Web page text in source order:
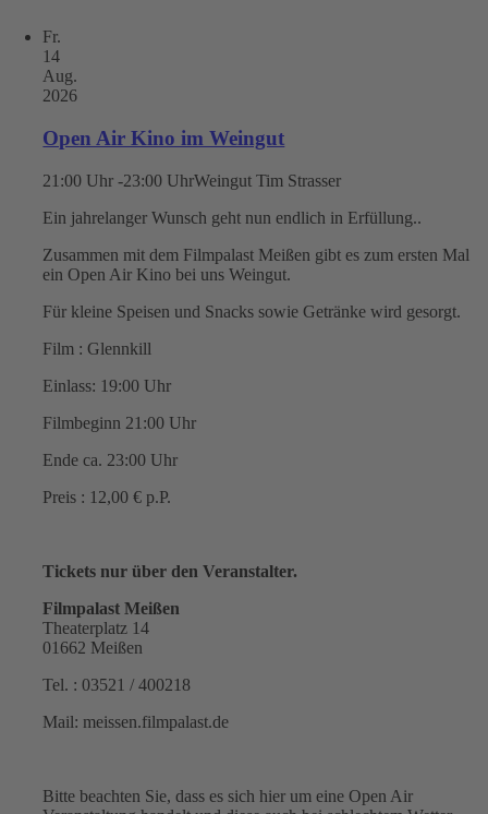
Fr.
14
Aug.
2026
Open Air Kino im Weingut
21:00 Uhr -23:00 UhrWeingut Tim Strasser
Ein jahrelanger Wunsch geht nun endlich in Erfüllung..
Zusammen mit dem Filmpalast Meißen gibt es zum ersten Mal
ein Open Air Kino bei uns Weingut.
Für kleine Speisen und Snacks sowie Getränke wird gesorgt.
Film : Glennkill
Einlass: 19:00 Uhr
Filmbeginn 21:00 Uhr
Ende ca. 23:00 Uhr
Preis : 12,00 € p.P.
Tickets nur über den Veranstalter.
Filmpalast Meißen
Theaterplatz 14
01662 Meißen
Tel. : 03521 / 400218
Mail: meissen.filmpalast.de
Bitte beachten Sie, dass es sich hier um eine Open Air